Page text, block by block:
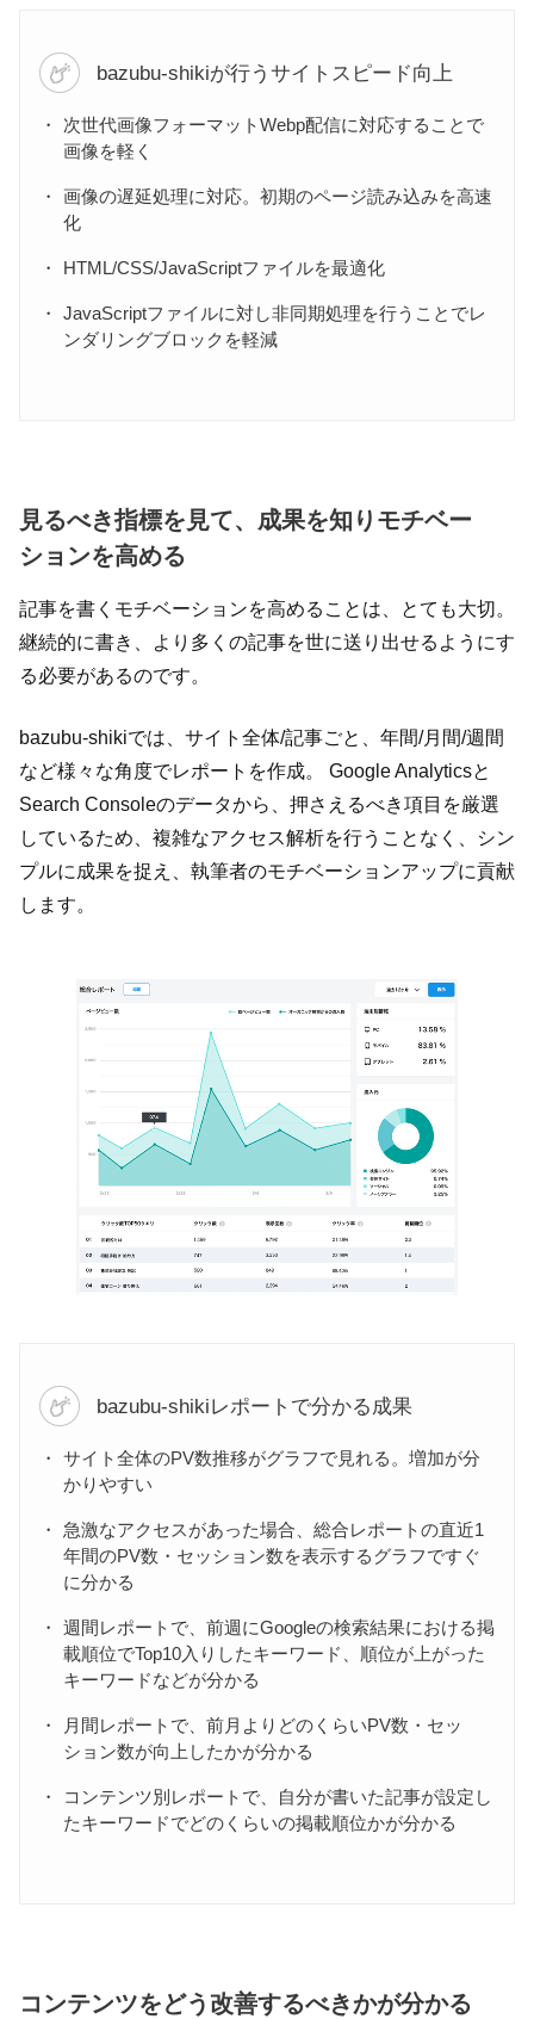
bazubu-shikiが行うサイトスピード向上
次世代画像フォーマットWebp配信に対応することで
画像を軽く
画像の遅延処理に対応。初期のページ読み込みを高速
化
HTML/CSS/JavaScriptファイルを最適化
JavaScriptファイルに対し非同期処理を行うことでレ
ンダリングブロックを軽減
見るべき指標を見て、成果を知りモチベー
ションを高める
記事を書くモチベーションを高めることは、とても大切。
継続的に書き、より多くの記事を世に送り出せるようにす
る必要があるのです。
bazubu-shikiでは、サイト全体/記事ごと、年間/月間/週間
など様々な角度でレポートを作成。 Google Analyticsと
Search Consoleのデータから、押さえるべき項目を厳選
しているため、複雑なアクセス解析を行うことなく、シン
プルに成果を捉え、執筆者のモチベーションアップに貢献
します。
bazubu-shikiレポートで分かる成果
サイト全体のPV数推移がグラフで見れる。増加が分
かりやすい
急激なアクセスがあった場合、総合レポートの直近1
年間のPV数・セッション数を表示するグラフですぐ
に分かる
週間レポートで、前週にGoogleの検索結果における掲
載順位でTop10入りしたキーワード、順位が上がった
キーワードなどが分かる
月間レポートで、前月よりどのくらいPV数・セッ
ション数が向上したかが分かる
コンテンツ別レポートで、自分が書いた記事が設定し
たキーワードでどのくらいの掲載順位かが分かる
コンテンツをどう改善するべきかが分かる